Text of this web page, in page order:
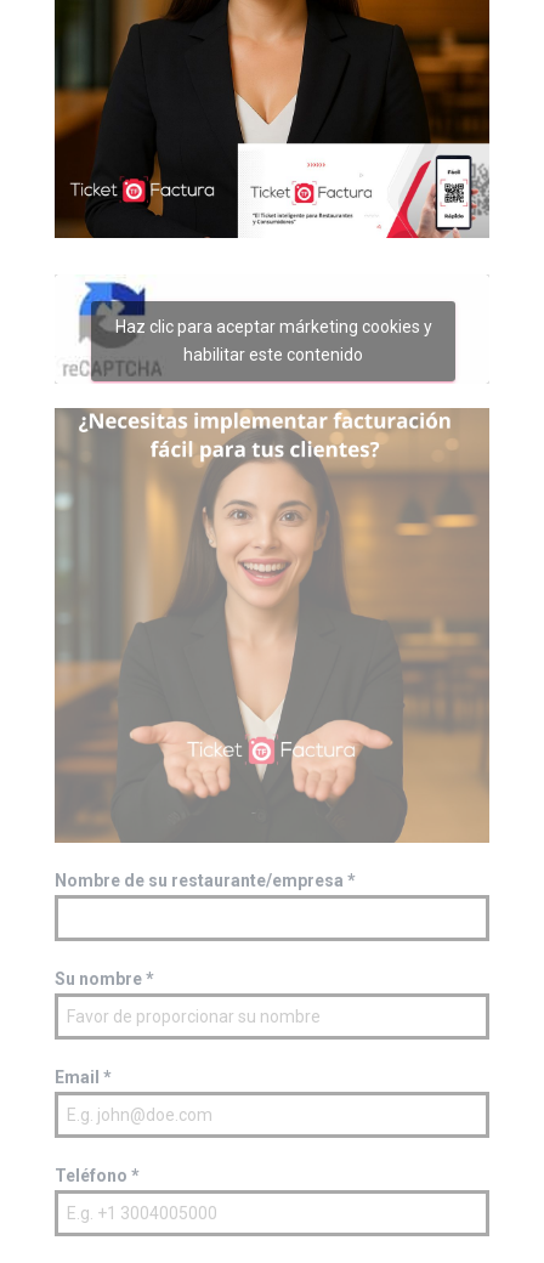
Haz clic para aceptar márketing cookies y
habilitar este contenido
Nombre de su restaurante/empresa *
Su nombre*
Email *
Teléfono *